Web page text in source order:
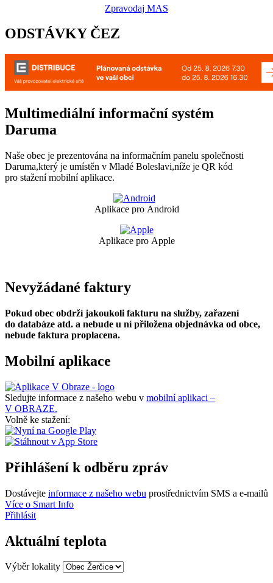
Zpravodaj MAS
ODSTÁVKY ČEZ
Multimediální informační systém
Daruma
Naše obec je prezentována na informačním panelu společnosti
Daruma,který je umístěn v Mladé Boleslavi,níže je QR kód
pro stažení mobilní aplikace.
Aplikace pro Android
Aplikace pro Apple
Nevyžádané faktury
Pokud obec obdrží jakoukoli fakturu na služby, zařazení
do databáze atd. a nebude u ní přiložena objednávka od obce,
nebude faktura proplacena.
Mobilní aplikace
Sledujte informace z našeho webu v mobilní aplikaci –
V OBRAZE.
Volně ke stažení:
Přihlášení k odběru zpráv
Dostávejte informace z našeho webu prostřednictvím SMS a e-mailů
Více o Smart Info
Přihlásit
Aktuální teplota
Výběr lokality